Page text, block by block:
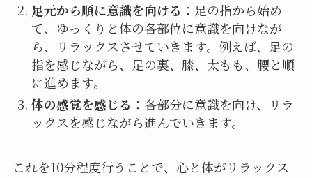
足元から順に意識を向ける ：足の指から始め
て、ゆっくりと体の各部位に意識を向けなが
ら、リラックスさせていきます。例えば、足の
指を感じながら、足の裏、膝、太もも、腰と順
に進めます。
体の感覚を感じる ：各部分に意識を向け、リラ
ックスを感じながら進んでいきます。
これを10分程度行うことで、心と体がリラックス